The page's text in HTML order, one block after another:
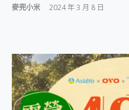
麥兜小米 2024 年 3 月 8 日